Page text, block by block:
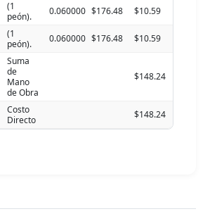
(1
peón).
0.060000 $176.48
$10.59
(1
peón).
0.060000 $176.48
$10.59
Suma
de
Mano
de Obra
$148.24
Costo
Directo
$148.24